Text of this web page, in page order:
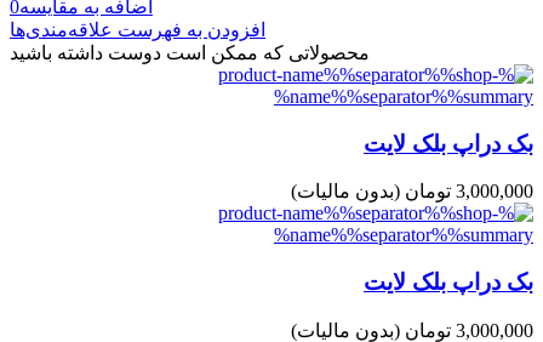
اضافه به مقایسه0
افزودن به فهرست علاقه‌مندی‌ها
محصولاتی که ممکن است دوست داشته باشید
بک دراپ بلک لایت
3,000,000 تومان (بدون مالیات)
بک دراپ بلک لایت
3,000,000 تومان (بدون مالیات)